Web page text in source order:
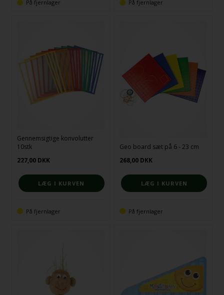
På fjernlager På fjernlager
Gennemsigtige konvolutter
10stk
227,00 DKK
På fjernlager
Geo board sæt på 6 - 23 cm
268,00 DKK
På fjernlager